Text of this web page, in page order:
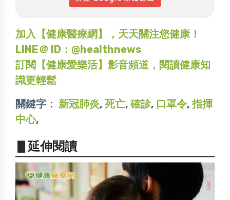
加入【健康醫療網】，天天關注您健康！
LINE＠ ID：@healthnews
訂閱【健康愛樂活】影音頻道，閱讀健康知
識更輕鬆
關鍵字： 新冠肺炎, 死亡, 確診, 口罩令, 指揮
中心,
▋延伸閱讀